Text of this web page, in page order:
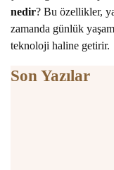
nedir? Bu özellikler,
zamanda günlük
teknoloji haline getirir.
Son Yazılar